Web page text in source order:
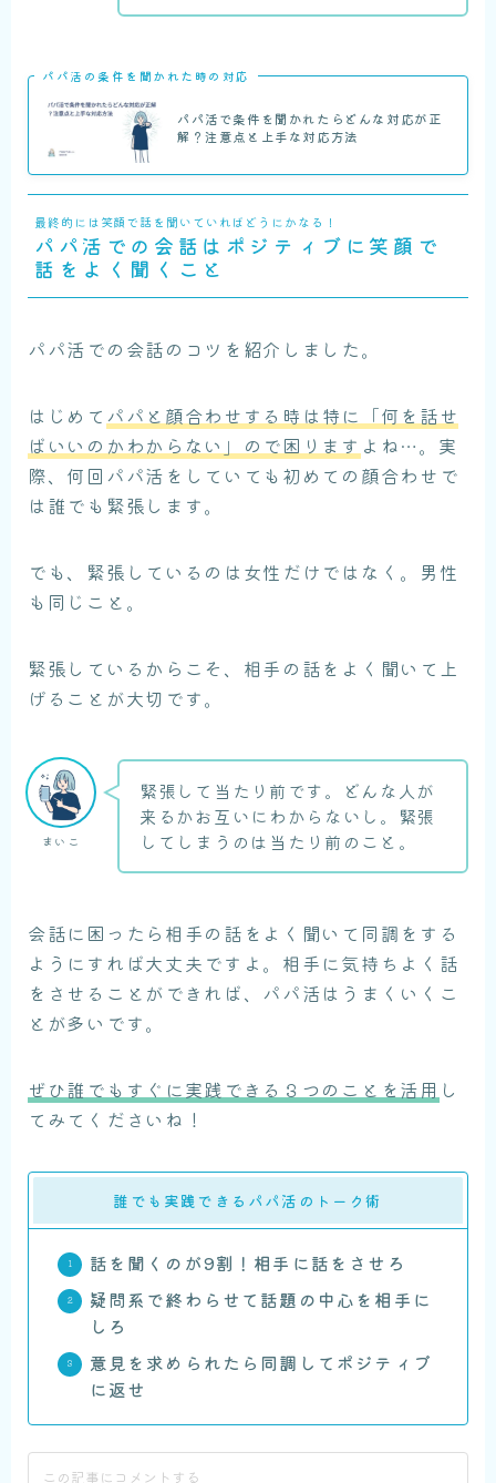
パパ活の条件を聞かれた時の対応
パパ活で条件を聞かれたらどんな対応が正
解？注意点と上手な対応方法
最終的には笑顔で話を聞いていればどうにかなる！
パパ活での会話はポジティブに笑顔で
話をよく聞くこと
パパ活での会話のコツを紹介しました。
はじめて パパと顔合わせする時は特に「何を話せ
ばいいのかわからない」ので困ります よね…。実
際、何回パパ活をしていても初めての顔合わせで
は誰でも緊張します。
でも、緊張しているのは女性だけではなく。男性
も同じこと。
緊張しているからこそ、相手の話をよく聞いて上
げることが大切です。
まいこ
緊張して当たり前です。どんな人が
来るかお互いにわからないし。緊張
してしまうのは当たり前のこと。
会話に困ったら相手の話をよく聞いて同調をする
ようにすれば大丈夫ですよ。相手に気持ちよく話
をさせることができれば、パパ活はうまくいくこ
とが多いです。
ぜひ誰でもすぐに実践できる３つのことを活用 し
てみてくださいね！
誰でも実践できるパパ活のトーク術
話を聞くのが9割！相手に話をさせろ
疑問系で終わらせて話題の中心を相手に
しろ
意見を求められたら同調してポジティブ
に返せ